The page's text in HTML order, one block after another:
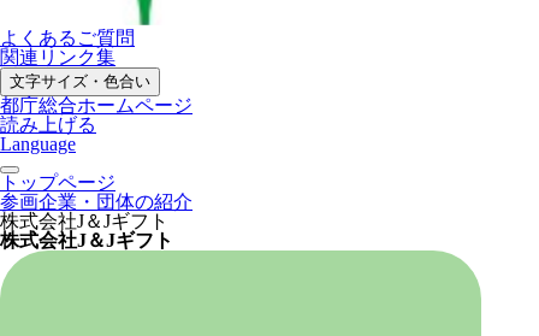
よくあるご質問
関連リンク集
文字サイズ・色合い
都庁総合ホームページ
読み上げる
Language
トップページ
参画企業・団体の紹介
株式会社J＆Jギフト
株式会社J＆Jギフト